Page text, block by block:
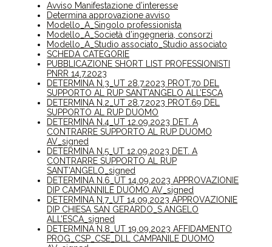
Avviso Manifestazione d’interesse
Determina approvazione avviso
Modello_A_Singolo professionista
Modello_A_Società d’ingegneria, consorzi
Modello_A_Studio associato_Studio associato
SCHEDA CATEGORIE
PUBBLICAZIONE SHORT LIST PROFESSIONISTI
PNRR 14.7.2023
DETERMINA N.3_UT 28.7.2023 PROT.70 DEL
SUPPORTO AL RUP SANT’ANGELO ALL’ESCA
DETERMINA N.2_UT 28.7.2023 PROT.69 DEL
SUPPORTO AL RUP DUOMO
DETERMINA N.4_UT 12.09.2023 DET. A
CONTRARRE SUPPORTO AL RUP DUOMO
AV_signed
DETERMINA N.5_UT 12.09.2023 DET. A
CONTRARRE SUPPORTO AL RUP
SANT’ANGELO_signed
DETERMINA N.6_UT 14.09.2023 APPROVAZIONIE
DIP CAMPANNILE DUOMO AV_signed
DETERMINA N.7_UT 14.09.2023 APPROVAZIONIE
DIP CHIESA SAN GERARDO_S.ANGELO
ALL’ESCA_signed
DETERMINA N.8_UT 19.09.2023 AFFIDAMENTO
PROG_CSP_CSE_DLL CAMPANILE DUOMO